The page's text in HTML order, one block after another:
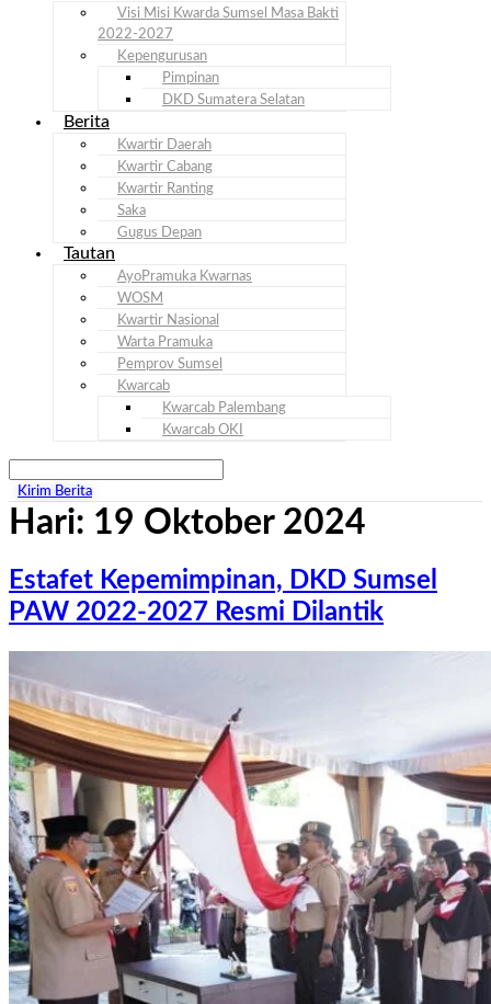
Visi Misi Kwarda Sumsel Masa Bakti
2022-2027
Kepengurusan
Pimpinan
DKD Sumatera Selatan
Berita
Kwartir Daerah
Kwartir Cabang
Kwartir Ranting
Saka
Gugus Depan
Tautan
AyoPramuka Kwarnas
WOSM
Kwartir Nasional
Warta Pramuka
Pemprov Sumsel
Kwarcab
Kwarcab Palembang
Kwarcab OKI
Kirim Berita
Hari: 19 Oktober 2024
Estafet Kepemimpinan, DKD Sumsel
PAW 2022-2027 Resmi Dilantik